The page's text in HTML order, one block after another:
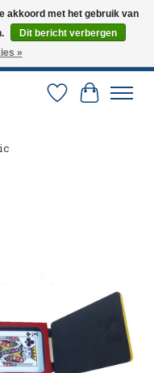
via PostNL en DHL.
afspraak te maken. 0251-
Verlanglijst
akkoord met het gebruik van
Dit bericht verbergen
»